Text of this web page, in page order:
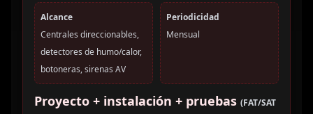
Alcance
Centrales direccionables,
detectores de humo/calor,
botoneras, sirenas AV
Periodicidad
Mensual
Proyecto + instalación + pruebas (FAT/SAT